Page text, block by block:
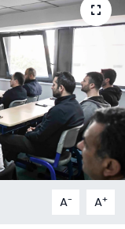
A- A+